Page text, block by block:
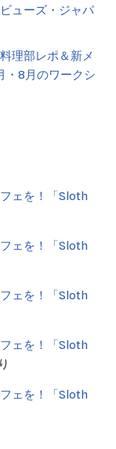
ューズ・ジャパ
理部レポ＆新メ
・8月のワークシ
ェを！「Sloth
ェを！「Sloth
ェを！「Sloth
ェを！「Sloth
ェを！「Sloth